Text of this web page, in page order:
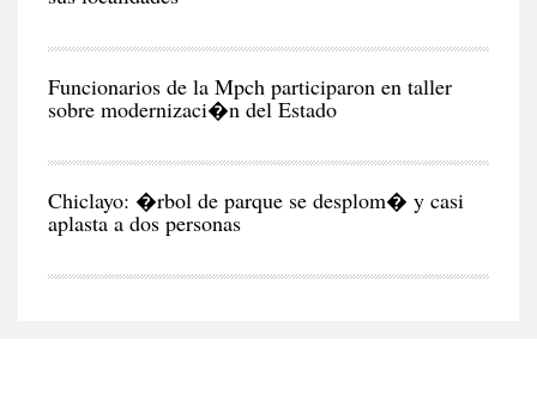
Funcionarios de la Mpch participaron en taller
sobre modernizaci�n del Estado
Chiclayo: �rbol de parque se desplom� y casi
aplasta a dos personas